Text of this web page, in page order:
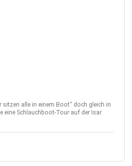
sitzen alle in einem Boot“ doch gleich in
eine Schlauchboot-Tour auf der Isar.